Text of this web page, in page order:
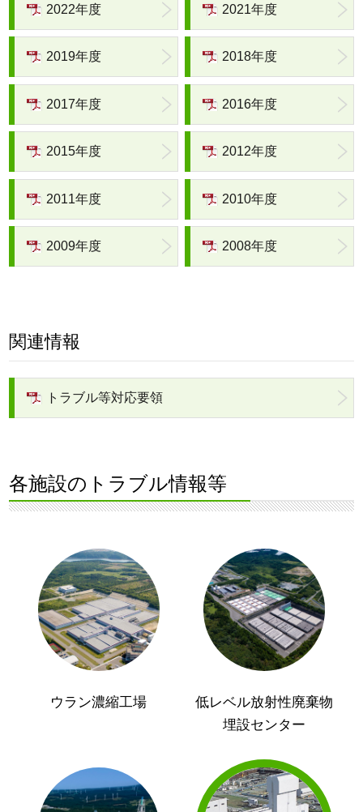
2022年度 2021年度
2019年度 2018年度
2017年度 2016年度
2015年度 2012年度
2011年度 2010年度
2009年度 2008年度
関連情報
トラブル等対応要領
各施設のトラブル情報等
ウラン濃縮工場
低レベル放射性廃棄物
埋設センター